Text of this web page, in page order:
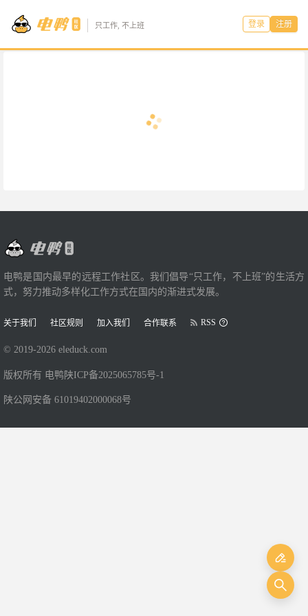
只工作, 不上班 登录 注册
电鸭是国内最早的远程工作社区。我们倡导“只工作，不上班”的生活方
式，努力推动多样化工作方式在国内的渐进式发展。
关于我们 社区规则 加入我们 合作联系 RSS
© 2019-2026 eleduck.com
版权所有 电鸭 陕ICP备2025065785号-1
陕公网安备 61019402000068号